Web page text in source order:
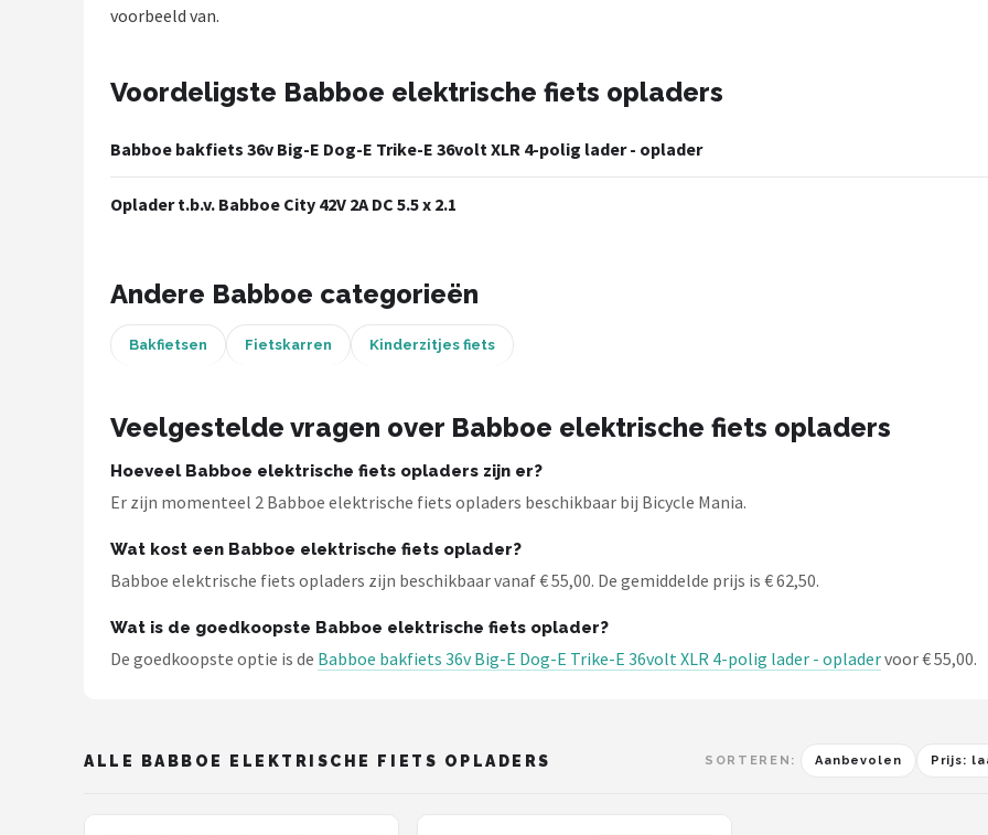
Mountainbikes
POPULAIRE MERKEN
New Looxs
BBB Cycling
Schwalbe
Shimano
Alle merken →
voorbeeld van.
Voordeligste Babboe elektrische fiets opladers
Babboe bakfiets 36v Big-E Dog-E Trike-E 36volt XLR 4-polig lader - oplader
Oplader t.b.v. Babboe City 42V 2A DC 5.5 x 2.1
Andere Babboe categorieën
Bakfietsen Fietskarren Kinderzitjes fiets
Veelgestelde vragen over Babboe elektrische fiets opladers
Hoeveel Babboe elektrische fiets opladers zijn er?
Er zijn momenteel 2 Babboe elektrische fiets opladers beschikbaar bij Bicycle Mania.
Wat kost een Babboe elektrische fiets oplader?
Babboe elektrische fiets opladers zijn beschikbaar vanaf € 55,00. De gemiddelde prijs is € 62,50.
Wat is de goedkoopste Babboe elektrische fiets oplader?
De goedkoopste optie is de Babboe bakfiets 36v Big-E Dog-E Trike-E 36volt XLR 4-polig lader - opladervoor € 55,00.
ALLE BABBOE ELEKTRISCHE FIETS OPLADERS SORTEREN: Aanbevolen Prijs: